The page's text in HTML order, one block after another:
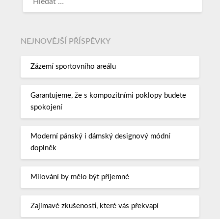
NEJNOVĚJŠÍ PŘÍSPĚVKY
Zázemí sportovního areálu
Garantujeme, že s kompozitními poklopy budete
spokojení
Moderní pánský i dámský designový módní
doplněk
Milování by mělo být příjemné
Zajímavé zkušenosti, které vás překvapí